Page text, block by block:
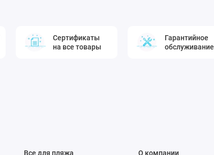
Сертификаты
на все товары
Гарантийное
обслуживание
Все для пляжа О компании